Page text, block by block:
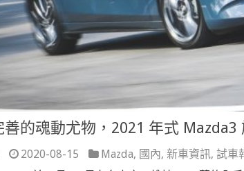
善的魂動尤物，2021 年式 Mazda3
2020-08-15 Mazda, 國內, 新車資訊, 試車